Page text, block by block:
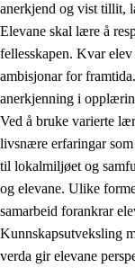
anerkjend og vist tillit,
Elevane skal lære å
fellesskapen. Kvar
ambisjonar for
anerkjenning i
Ved å bruke varierte
livsnære erfaringar
til lokalmiljøet og
og elevane. Ulike
samarbeid forankrar
Kunnskapsutveksling
verda gir elevane